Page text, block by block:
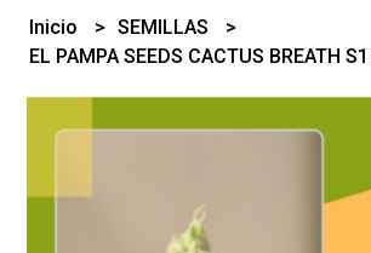
Inicio
SEMILLAS
EL PAMPA SEEDS CACTUS BREATH